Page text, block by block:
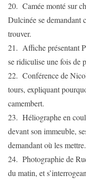
20. Camée monté sur
Dulcinée se demandant
trouver.
21. Affiche présentant
se ridiculise une fois de
22. Conférence de
tours, expliquant
camembert.
23. Héliographe en
devant son immeuble,
demandant où les mettre.
24. Photographie de
du matin, et